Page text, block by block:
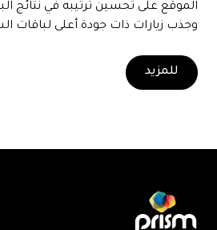
الموقع على تحسين ترتيبه في نتائج
وجذب زيارات ذات جودة أعلى لباقات
للمزيد